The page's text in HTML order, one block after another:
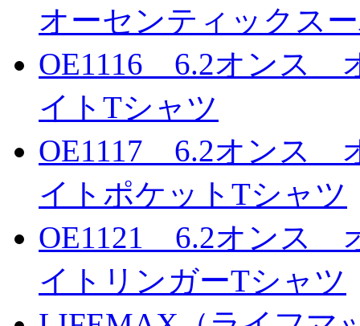
オーセンティックス
OE1116 6.2オンス
イトTシャツ
OE1117 6.2オンス
イトポケットTシャツ
OE1121 6.2オンス
イトリンガーTシャツ